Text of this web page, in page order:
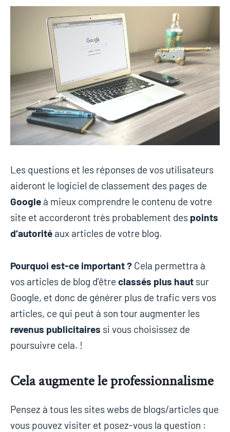
Les questions et les réponses de vos utilisateurs
aideront le logiciel de classement des pages de
Google à mieux comprendre le contenu de votre
site et accorderont très probablement des points
d’autorité aux articles de votre blog.
Pourquoi est-ce important ? Cela permettra à
vos articles de blog d’être classés plus haut sur
Google, et donc de générer plus de trafic vers vos
articles, ce qui peut à son tour augmenter les
revenus publicitaires si vous choisissez de
poursuivre cela. !
Cela augmente le professionnalisme
Pensez à tous les sites webs de blogs/articles que
vous pouvez visiter et posez-vous la question :